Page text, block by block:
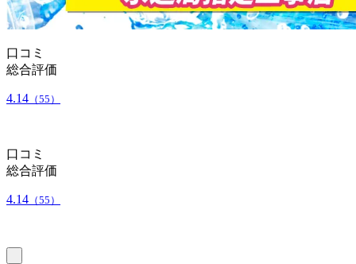
口コミ
総合評価
4.14 （55）
口コミ
総合評価
4.14 （55）